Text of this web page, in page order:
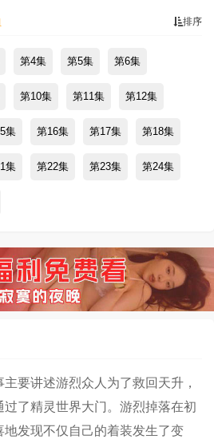
排序
第4集 第5集 第6集
第10集 第11集 第12集
集 第16集 第17集 第18集
集 第22集 第23集 第24集
要讲述游烈众人为了救回天升，
了精灵世界大门。游烈掉落在初
发现不仅自己的着装发生了变